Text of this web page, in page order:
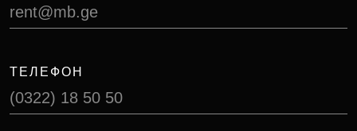
rent@mb.ge
ТЕЛЕФОН
(0322) 18 50 50